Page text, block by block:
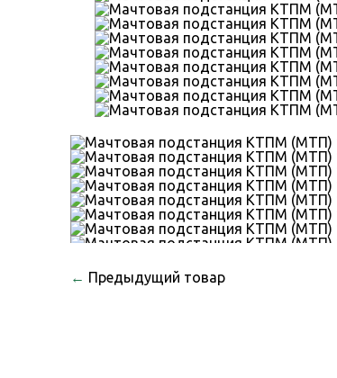
← Предыдущий товар